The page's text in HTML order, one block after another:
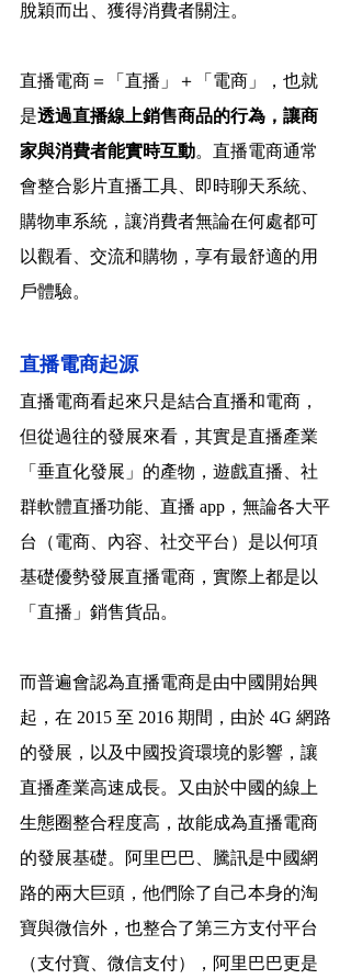
脫穎而出、獲得消費者關注。
直播電商＝「直播」＋「電商」，也就
是透過直播線上銷售商品的行為，讓商
家與消費者能實時互動。直播電商通常
會整合影片直播工具、即時聊天系統、
購物車系統，讓消費者無論在何處都可
以觀看、交流和購物，享有最舒適的用
戶體驗。
直播電商起源
直播電商看起來只是結合直播和電商，
但從過往的發展來看，其實是直播產業
「垂直化發展」的產物，遊戲直播、社
群軟體直播功能、直播 app，無論各大平
台（電商、內容、社交平台）是以何項
基礎優勢發展直播電商，實際上都是以
「直播」銷售貨品。
而普遍會認為直播電商是由中國開始興
起，在 2015 至 2016 期間，由於 4G 網路
的發展，以及中國投資環境的影響，讓
直播產業高速成長。又由於中國的線上
生態圈整合程度高，故能成為直播電商
的發展基礎。阿里巴巴、騰訊是中國網
路的兩大巨頭，他們除了自己本身的淘
寶與微信外，也整合了第三方支付平台
（支付寶、微信支付），阿里巴巴更是